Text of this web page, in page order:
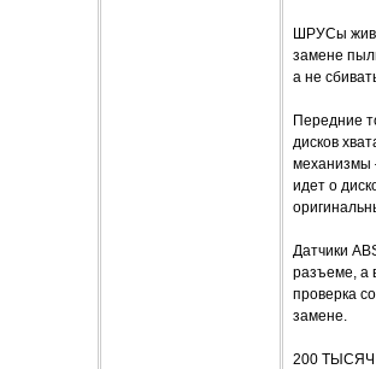
ШРУСы
замене
а не
Передние
дисков
механизмы
идет о
Датчики
разъеме, а
проверка
замене.
200